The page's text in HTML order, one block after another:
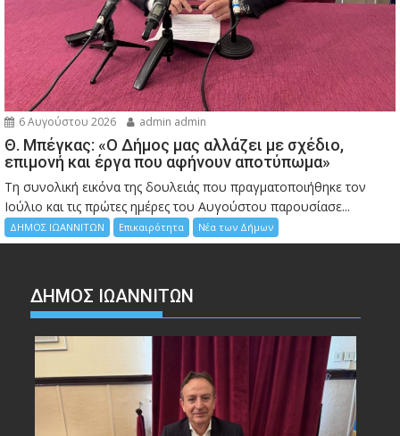
6 Αυγούστου 2026 admin admin
Θ. Μπέγκας: «Ο Δήμος μας αλλάζει με σχέδιο,
επιμονή και έργα που αφήνουν αποτύπωμα»
Τη συνολική εικόνα της δουλειάς που πραγματοποιήθηκε τον
Ιούλιο και τις πρώτες ημέρες του Αυγούστου παρουσίασε...
ΔΗΜΟΣ ΙΩΑΝΝΙΤΩΝ Επικαιρότητα Νέα των Δήμων
ΔΗΜΟΣ ΙΩΑΝΝΙΤΩΝ